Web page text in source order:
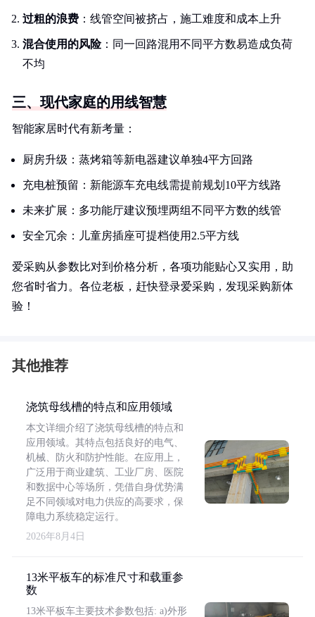
过粗的浪费 ：线管空间被挤占，施工难度和成本上升
混合使用的风险：同一回路混用不同平方数易造成负荷
不均
三、现代家庭的用线智慧
智能家居时代有新考量：
厨房升级：蒸烤箱等新电器建议单独4平方回路
充电桩预留：新能源车充电线需提前规划10平方线路
未来扩展：多功能厅建议预埋两组不同平方数的线管
安全冗余：儿童房插座可提档使用2.5平方线
爱采购从参数比对到价格分析，各项功能贴心又实用，助
您省时省力。各位老板，赶快登录爱采购，发现采购新体
验！
其他推荐
浇筑母线槽的特点和应用领域
本文详细介绍了浇筑母线槽的特点和
应用领域。其特点包括良好的电气、
机械、防火和防护性能。在应用上，
广泛用于商业建筑、工业厂房、医院
和数据中心等场所，凭借自身优势满
足不同领域对电力供应的高要求，保
障电力系统稳定运行。
2026年8月4日
13米平板车的标准尺寸和载重参
数
13米平板车主要技术参数包括: a)外形